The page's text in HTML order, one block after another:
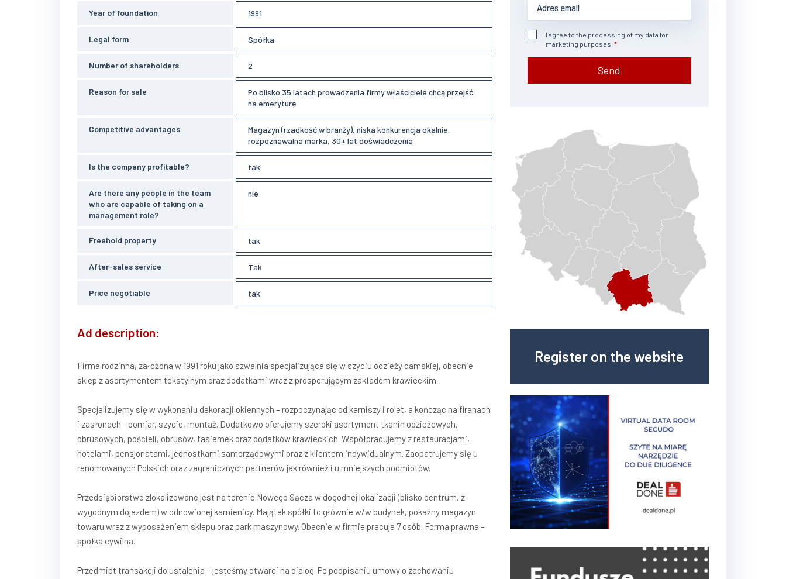
Year of foundation 1991
Legal form Spółka
Number of shareholders 2
Reason for sale
Po blisko 35 latach prowadzenia firmy właściciele chcą przejść
na emeryturę.
Competitive advantages
Magazyn (rzadkość w branży), niska konkurencja okalnie,
rozpoznawalna marka, 30+ lat doświadczenia
Is the company profitable? tak
Are there any people in the team
who are capable of taking on a
management role?
nie
Freehold property tak
After-sales service Tak
Price negotiable tak
Ad description:
Firma rodzinna, założona w 1991 roku jako szwalnia specjalizująca się w szyciu odzieży damskiej, obecnie
sklep z asortymentem tekstylnym oraz dodatkami wraz z prosperującym zakładem krawieckim.
Specjalizujemy się w wykonaniu dekoracji okiennych – rozpoczynając od karniszy i rolet, a kończąc na firanach
i zasłonach - pomiar, szycie, montaż. Dodatkowo oferujemy szeroki asortyment tkanin odzieżowych,
obrusowych, pościeli, obrusów, tasiemek oraz dodatków krawieckich. Współpracujemy z restauracjami,
hotelami, pensjonatami, jednostkami samorządowymi oraz z klientem indywidualnym. Zaopatrujemy się u
renomowanych Polskich oraz zagranicznych partnerów jak również i u mniejszych podmiotów.
Przedsiębiorstwo zlokalizowane jest na terenie Nowego Sącza w dogodnej lokalizacji (blisko centrum, z
wygodnym dojazdem) w odnowionej kamienicy. Majątek spółki to głównie w/w budynek, pokaźny magazyn
towaru wraz z wyposażeniem sklepu oraz park maszynowy. Obecnie w firmie pracuje 7 osób. Forma prawna –
spółka cywilna.
Przedmiot transakcji do ustalenia – jesteśmy otwarci na dialog. Po podpisaniu umowy o zachowaniu
I agree to the processing of my data for
marketing purposes.
Send
Register on the website